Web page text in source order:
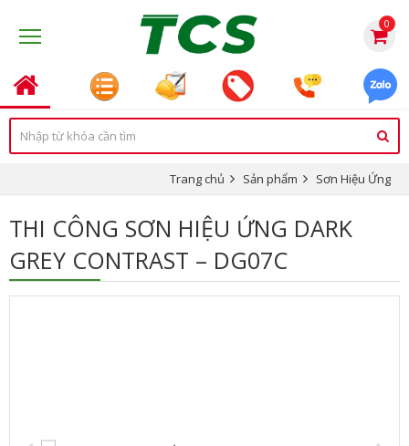
0
Trang chủ Sản phẩm Sơn Hiệu Ứng
THI CÔNG SƠN HIỆU ỨNG DARK
GREY CONTRAST – DG07C